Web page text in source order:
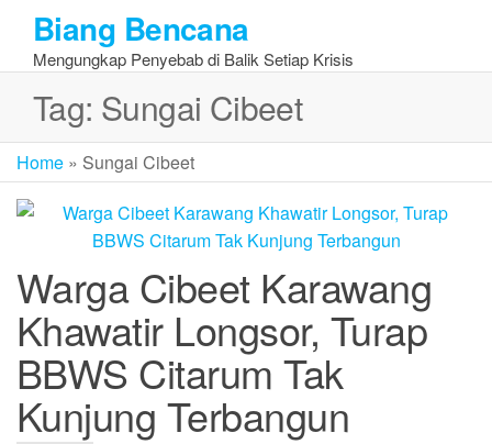
the
content
Biang Bencana
Mengungkap Penyebab di Balik Setiap Krisis
Tag: Sungai Cibeet
Home » Sungai Cibeet
Warga Cibeet Karawang
Khawatir Longsor, Turap
BBWS Citarum Tak
Kunjung Terbangun